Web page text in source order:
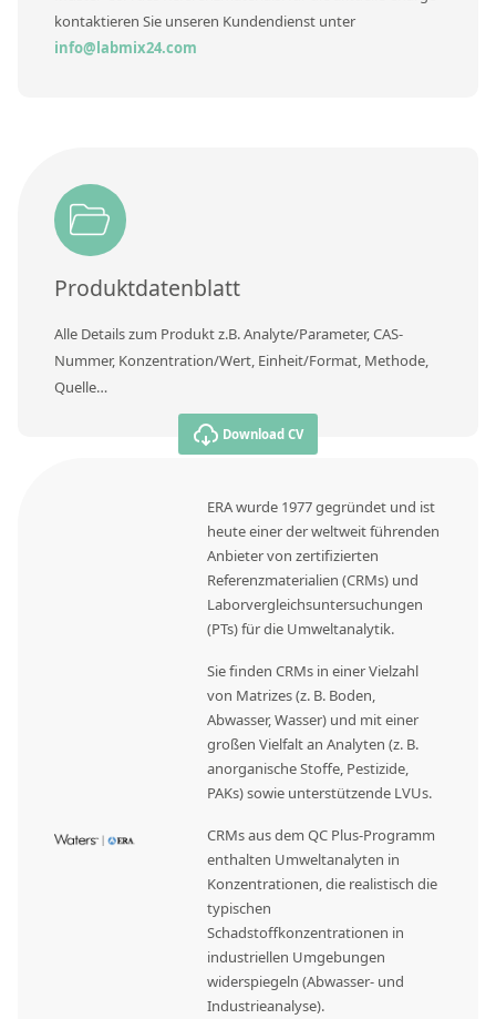
kontaktieren Sie unseren Kundendienst unter
info@labmix24.com
Produktdatenblatt
Alle Details zum Produkt z.B. Analyte/Parameter, CAS-
Nummer, Konzentration/Wert, Einheit/Format, Methode,
Quelle…
Download CV
ERA wurde 1977 gegründet und ist
heute einer der weltweit führenden
Anbieter von zertifizierten
Referenzmaterialien (CRMs) und
Laborvergleichsuntersuchungen
(PTs) für die Umweltanalytik.
Sie finden CRMs in einer Vielzahl
von Matrizes (z. B. Boden,
Abwasser, Wasser) und mit einer
großen Vielfalt an Analyten (z. B.
anorganische Stoffe, Pestizide,
PAKs) sowie unterstützende LVUs.
CRMs aus dem QC Plus-Programm
enthalten Umweltanalyten in
Konzentrationen, die realistisch die
typischen
Schadstoffkonzentrationen in
industriellen Umgebungen
widerspiegeln (Abwasser- und
Industrieanalyse).